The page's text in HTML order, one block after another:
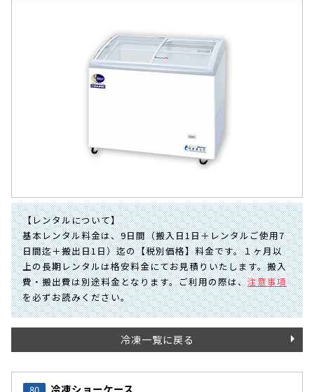
【レンタルについて】
基本レンタル料金は、9日間（搬入日1日＋レンタルご使用7
日間迄＋搬出日1日）迄の【税別価格】料金です。１ヶ月以
上の長期レンタルは格安料金にてお見積りいたします。搬入
費・搬出費は別途料金となります。ご利用の際は、注意事項
を必ずお読みください。
冷凍一覧に戻る
80 冷凍ショーケース